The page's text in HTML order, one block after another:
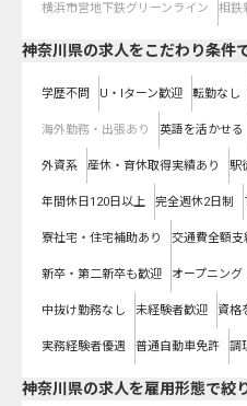
横浜市営地下鉄グリーンライン 相鉄
神奈川県の求人をこだわり条件
学歴不問 U・Iターン歓迎 転勤なし
海外勤務・出張あり 英語を活かせる
外資系 産休・育休取得実績あり 駅
年間休日120日以上 完全週休2日制
寮社宅・住宅補助あり 交通費全額支
新卒・第二新卒も歓迎 オープニング
中抜け勤務なし 未経験者歓迎 資格
実務経験者優遇 普通自動車免許 調
神奈川県の求人を雇用形態で絞